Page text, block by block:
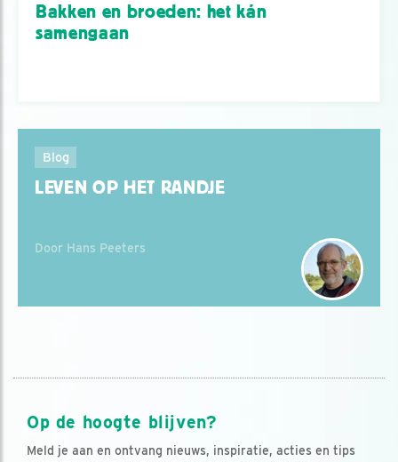
Bakken en broeden: het kán
samengaan
Blog
LEVEN OP HET RANDJE
Door Hans Peeters
Op de hoogte blijven?
Meld je aan en ontvang nieuws, inspiratie, acties en tips